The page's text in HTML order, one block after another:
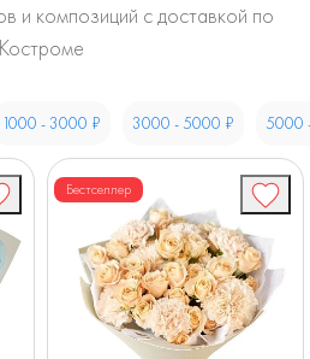
и композиций с доставкой по
Костроме
1000 - 3000 ₽ 3000 - 5000 ₽ 5000
Бестселлер